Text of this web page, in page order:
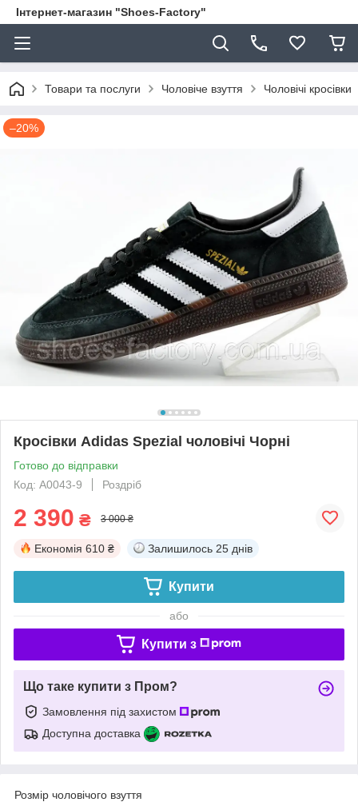
Інтернет-магазин "Shoes-Factory"
Товари та послуги Чоловіче взуття Чоловічі кросівки
–20%
Кросівки Adidas Spezial чоловічі Чорні
Готово до відправки
Код: A0043-9
Роздріб
2 390 ₴ 3 000 ₴
Економія 610 ₴ Залишилось 25 днів
Купити
або
Купити з
Що таке купити з Пром?
Замовлення під захистом
Доступна доставка
Розмір чоловічого взуття